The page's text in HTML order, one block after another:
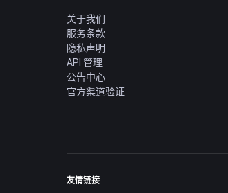
关于我们
服务条款
隐私声明
API 管理
公告中心
官方渠道验证
友情链接